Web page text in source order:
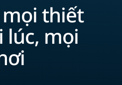
mọi thiết
lúc, mọi